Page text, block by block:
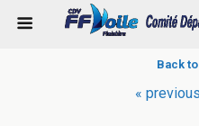
Back
«